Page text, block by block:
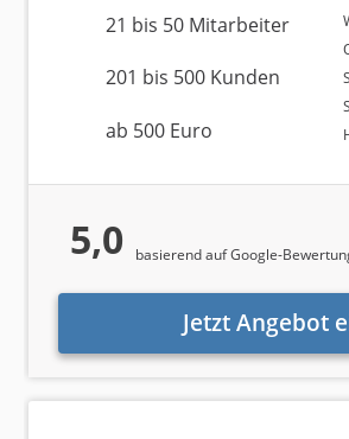
Größe der Agentur
Standort der
strukturierten Überblick über
In welchen Regionen sind
Seit wann bestehen die
Zusätzlich haben wir die
unter die Lupe genommen.
21 bis 50 Mitarbeiter
201 bis 500 Kunden
ab 500 Euro
5,0 basierend auf Google-
Jetzt Angebot